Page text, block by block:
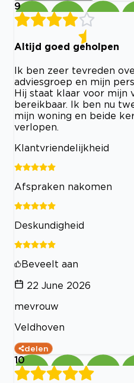
9
Altijd goed geholpen
Ik ben zeer tevreden
adviesgroep en mijn
Hij staat klaar voor mijn
bereikbaar. Ik ben nu
mijn woning en beide
verlopen.
Klantvriendelijkheid
Afspraken nakomen
Deskundigheid
Beveelt aan
22 June 2026
mevrouw
Veldhoven
delen
10